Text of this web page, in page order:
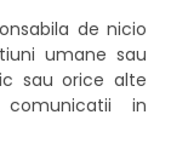
de nicio
umane sau
sau orice alte
in